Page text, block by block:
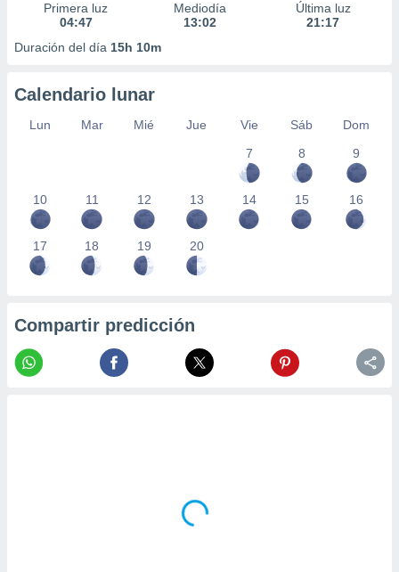
Primera luz
04:47
Mediodía
13:02
Última luz
21:17
Duración del día 15h 10m
Calendario lunar
Lun Mar Mié Jue Vie Sáb
Dom
7
8 9
10 11 12 13 14 15 16
17 18 19 20
Compartir predicción